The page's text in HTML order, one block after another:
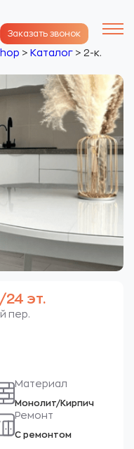
Заказать звонок
> Каталог > 2-к.
24 эт.
пер.
Материал
Монолит/Кирпич
Ремонт
С ремонтом